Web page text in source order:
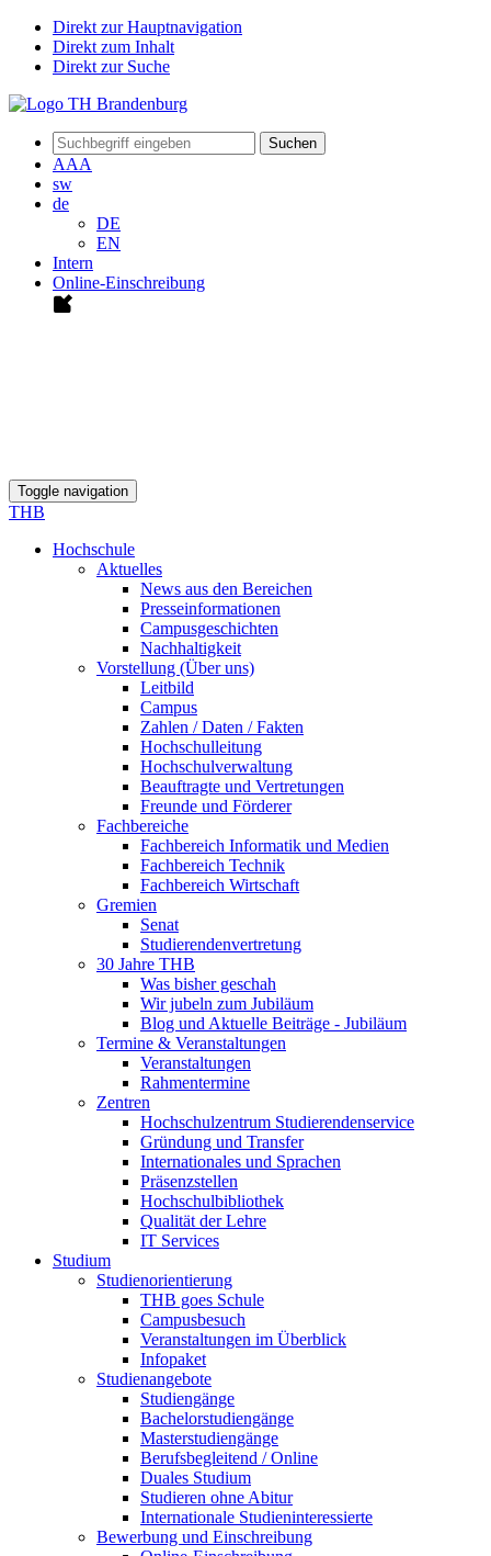
Direkt zur Hauptnavigation
Direkt zum Inhalt
Direkt zur Suche
Suchen
AAA
sw
de
DE
EN
Intern
Online-Einschreibung
Toggle navigation
THB
Hochschule
Aktuelles
News aus den Bereichen
Presseinformationen
Campusgeschichten
Nachhaltigkeit
Vorstellung (Über uns)
Leitbild
Campus
Zahlen / Daten / Fakten
Hochschulleitung
Hochschulverwaltung
Beauftragte und Vertretungen
Freunde und Förderer
Fachbereiche
Fachbereich Informatik und Medien
Fachbereich Technik
Fachbereich Wirtschaft
Gremien
Senat
Studierendenvertretung
30 Jahre THB
Was bisher geschah
Wir jubeln zum Jubiläum
Blog und Aktuelle Beiträge - Jubiläum
Termine & Veranstaltungen
Veranstaltungen
Rahmentermine
Zentren
Hochschulzentrum Studierendenservice
Gründung und Transfer
Internationales und Sprachen
Präsenzstellen
Hochschulbibliothek
Qualität der Lehre
IT Services
Studium
Studienorientierung
THB goes Schule
Campusbesuch
Veranstaltungen im Überblick
Infopaket
Studienangebote
Studiengänge
Bachelorstudiengänge
Masterstudiengänge
Berufsbegleitend / Online
Duales Studium
Studieren ohne Abitur
Internationale Studieninteressierte
Bewerbung und Einschreibung